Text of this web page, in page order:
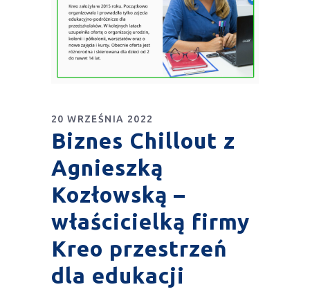
20 WRZEŚNIA 2022
Biznes Chillout z
Agnieszką
Kozłowską –
właścicielką firmy
Kreo przestrzeń
dla edukacji